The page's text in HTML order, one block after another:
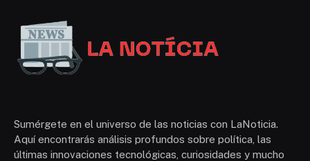
Sumérgete en el universo de las noticias con LaNoticia.
Aquí encontrarás análisis profundos sobre política, las
últimas innovaciones tecnológicas, curiosidades y mucho